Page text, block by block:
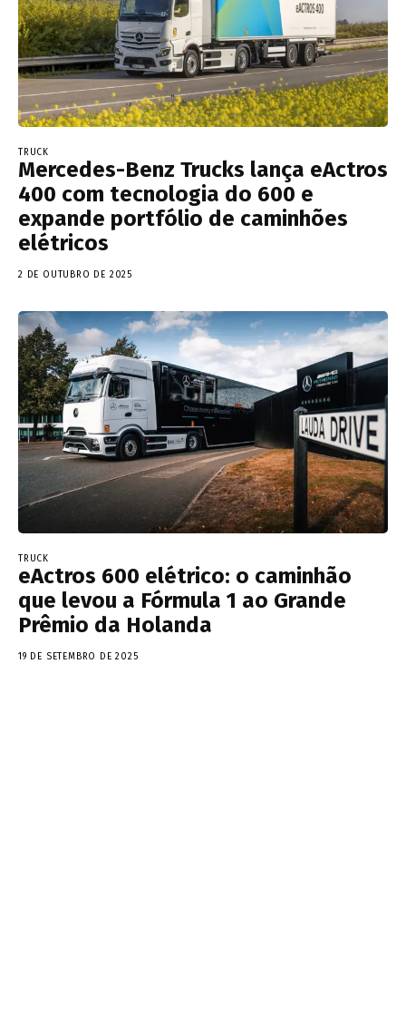
TRUCK
Mercedes-Benz Trucks lança eActros
400 com tecnologia do 600 e
expande portfólio de caminhões
elétricos
2 DE OUTUBRO DE 2025
TRUCK
eActros 600 elétrico: o caminhão
que levou a Fórmula 1 ao Grande
Prêmio da Holanda
19 DE SETEMBRO DE 2025